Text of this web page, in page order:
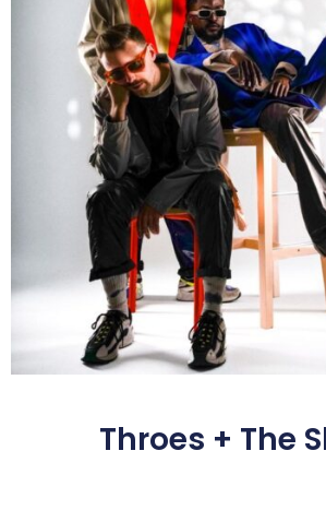
Throes + The